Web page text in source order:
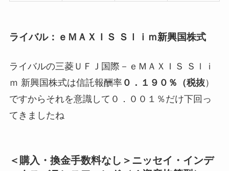
ライバル：ｅＭＡＸＩＳ Ｓｌｉｍ新興国株式
ライバルの三菱ＵＦＪ国際－ｅＭＡＸＩＳ Ｓｌｉ
ｍ 新興国株式は信託報酬率０．１９０％（税抜）
ですからそれを意識して ０．００１％だけ下回っ
てきましたね
＜購入・換金手数料なし＞ニッセイ・インデ